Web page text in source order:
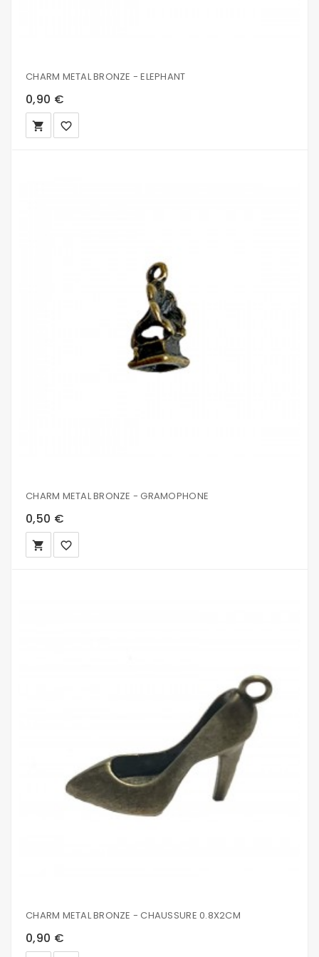
CHARM METAL BRONZE - ELEPHANT
0,90 €
local_grocery_store favorite_border
CHARM METAL BRONZE - GRAMOPHONE
0,50 €
local_grocery_store favorite_border
CHARM METAL BRONZE - CHAUSSURE 0.8X2CM
0,90 €